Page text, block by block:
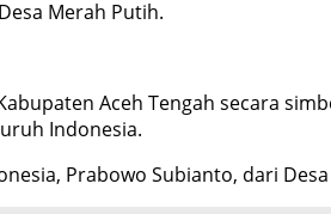
Merah Putih.
Aceh Tengah secara
Indonesia.
Prabowo Subianto, dari